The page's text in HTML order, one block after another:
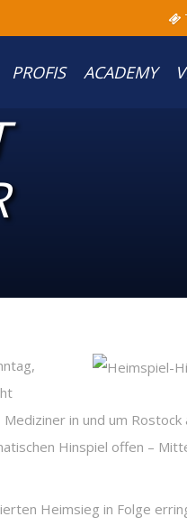
PROFIS ACADEMY
in und um Rostock
Hinspiel offen –
Heimsieg in Folge